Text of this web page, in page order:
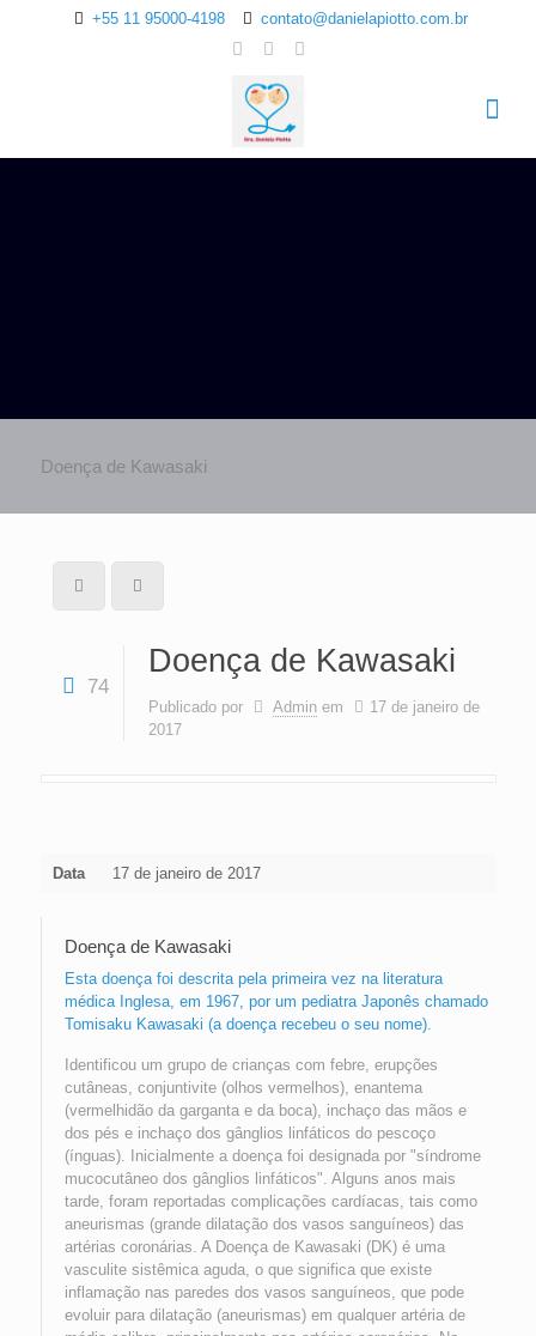
+55 11 95000-4198 contato@danielapiotto.com.br
Doença de Kawasaki
74
Doença de Kawasaki
Publicado por Admin em
17 de janeiro de
2017
Data 17 de janeiro de 2017
Doença de Kawasaki
Esta doença foi descrita pela primeira vez na literatura
médica Inglesa, em 1967, por um pediatra Japonês chamado
Tomisaku Kawasaki (a doença recebeu o seu nome).
Identificou um grupo de crianças com febre, erupções
cutâneas, conjuntivite (olhos vermelhos), enantema
(vermelhidão da garganta e da boca), inchaço das mãos e
dos pés e inchaço dos gânglios linfáticos do pescoço
(ínguas). Inicialmente a doença foi designada por "síndrome
mucocutâneo dos gânglios linfáticos". Alguns anos mais
tarde, foram reportadas complicações cardíacas, tais como
aneurismas (grande dilatação dos vasos sanguíneos) das
artérias coronárias. A Doença de Kawasaki (DK) é uma
vasculite sistêmica aguda, o que significa que existe
inflamação nas paredes dos vasos sanguíneos, que pode
evoluir para dilatação (aneurismas) em qualquer artéria de